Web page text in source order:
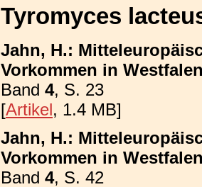
Tyromyces
Jahn, H.:
Vorkommen in
Band 4, S. 23
[Artikel, 1.4 MB]
Jahn, H.:
Vorkommen in
Band 4, S. 42